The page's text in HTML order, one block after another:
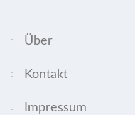
Über
Kontakt
Impressum